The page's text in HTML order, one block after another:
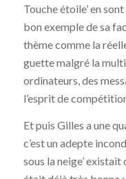
Touche étoile’ en
bon exemple de sa
thème comme la
guette malgré la
ordinateurs, des
l’esprit de
Et puis Gilles a une
c’est un adepte
sous la neige’